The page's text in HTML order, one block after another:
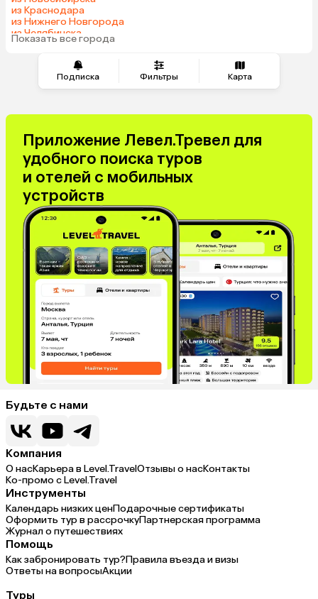
Подписка Фильтры Карта
Киргизия
Саудовская Аравия
Венгрия
из Краснодара
из Нижнего Новгорода
из Челябинска
из Тюмени
Показать все города
Приложение Левел.Тревел для
удобного поиска туров
и отелей с мобильных
устройств
Будьте с нами
Компания
О насКарьера в Level.TravelОтзывы о насКонтакты
Ко-промо с Level.Travel
Инструменты
Календарь низких ценПодарочные сертификаты
Оформить тур в рассрочкуПартнерская программа
Журнал о путешествиях
Помощь
Как забронировать тур?Правила въезда и визы
Ответы на вопросыАкции
Туры